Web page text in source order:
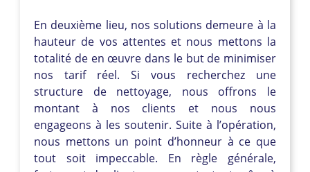
En deuxième lieu, nos solutions demeure à la
hauteur de vos attentes et nous mettons la
totalité de en œuvre dans le but de minimiser
nos tarif réel. Si vous recherchez une
structure de nettoyage, nous offrons le
montant à nos clients et nous nous
engageons à les soutenir. Suite à l’opération,
nous mettons un point d’honneur à ce que
tout soit impeccable. En règle générale,